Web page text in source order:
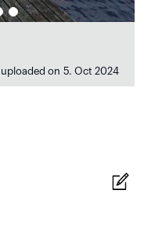
on 5. Oct 2024